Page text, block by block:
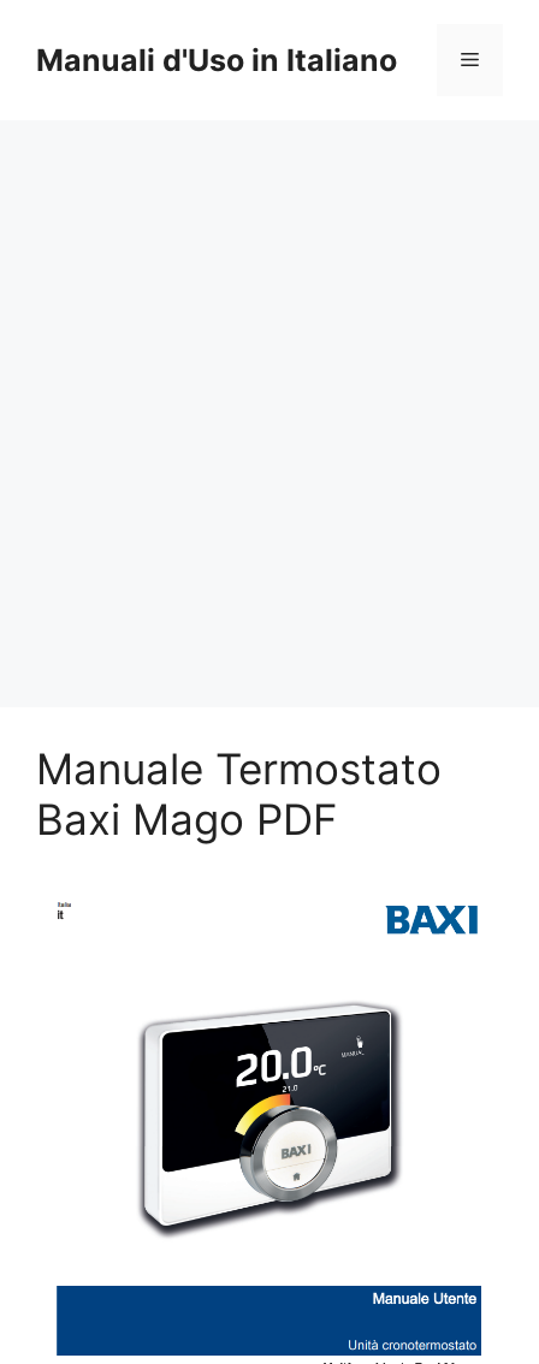
contenuto
Manuali d'Uso in Italiano Menu
Manuale Termostato
Baxi Mago PDF